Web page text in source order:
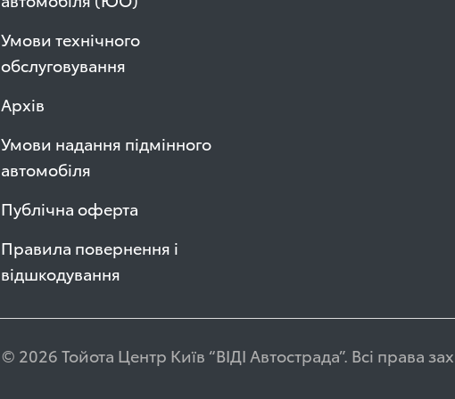
Умови технічного
обслуговування
Архів
Умови надання підмінного
автомобіля
Публічна оферта
Правила повернення і
відшкодування
© 2026 Тойота Центр Київ “ВІДІ Автострада”. Всі права